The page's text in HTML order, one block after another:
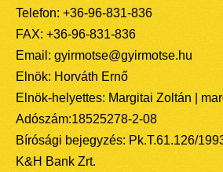
Telefon: +36-96-831-836
FAX: +36-96-831-836
Email: gyirmotse@gyirmotse.hu
Elnök: Horváth Ernő
Elnök-helyettes: Margitai Zoltán |
Adószám:18525278-2-08
Bírósági bejegyzés: Pk.T.61.126/
K&H Bank Zrt.